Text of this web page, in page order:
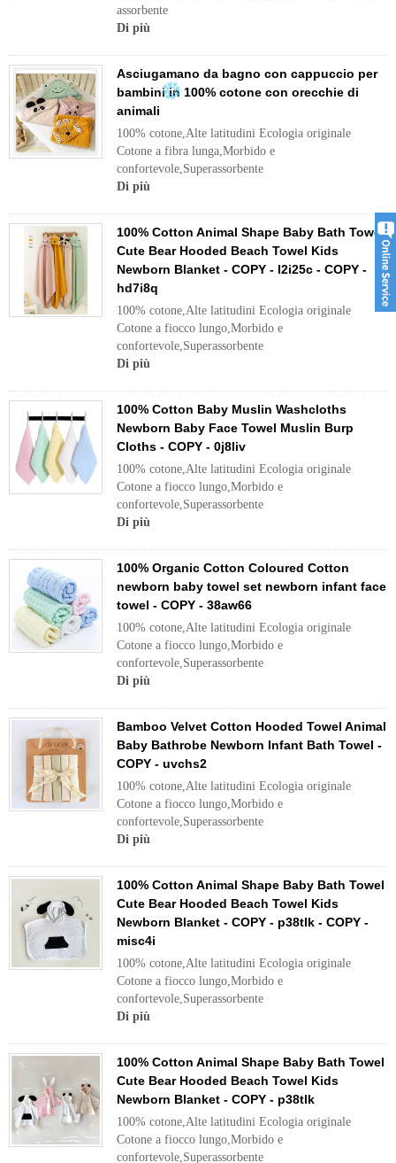
assorbente
Di più
Asciugamano da bagno con cappuccio per
bambini in 100% cotone con orecchie di
animali
100% cotone,Alte latitudini Ecologia originale
Cotone a fibra lunga,Morbido e
confortevole,Superassorbente
Di più
100% Cotton Animal Shape Baby Bath Towel
Cute Bear Hooded Beach Towel Kids
Newborn Blanket - COPY - l2i25c - COPY -
hd7i8q
100% cotone,Alte latitudini Ecologia originale
Cotone a fiocco lungo,Morbido e
confortevole,Superassorbente
Di più
100% Cotton Baby Muslin Washcloths
Newborn Baby Face Towel Muslin Burp
Cloths - COPY - 0j8liv
100% cotone,Alte latitudini Ecologia originale
Cotone a fiocco lungo,Morbido e
confortevole,Superassorbente
Di più
100% Organic Cotton Coloured Cotton
newborn baby towel set newborn infant face
towel - COPY - 38aw66
100% cotone,Alte latitudini Ecologia originale
Cotone a fiocco lungo,Morbido e
confortevole,Superassorbente
Di più
Bamboo Velvet Cotton Hooded Towel Animal
Baby Bathrobe Newborn Infant Bath Towel -
COPY - uvchs2
100% cotone,Alte latitudini Ecologia originale
Cotone a fiocco lungo,Morbido e
confortevole,Superassorbente
Di più
100% Cotton Animal Shape Baby Bath Towel
Cute Bear Hooded Beach Towel Kids
Newborn Blanket - COPY - p38tlk - COPY -
misc4i
100% cotone,Alte latitudini Ecologia originale
Cotone a fiocco lungo,Morbido e
confortevole,Superassorbente
Di più
100% Cotton Animal Shape Baby Bath Towel
Cute Bear Hooded Beach Towel Kids
Newborn Blanket - COPY - p38tlk
100% cotone,Alte latitudini Ecologia originale
Cotone a fiocco lungo,Morbido e
confortevole,Superassorbente